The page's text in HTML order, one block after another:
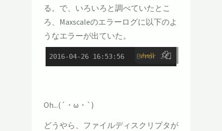
る。で、いろいろと調べていたとこ
ろ、Maxscaleのエラーログに以下のよ
うなエラーが出ていた。
shell
2016-04-26 16:53:56   Error 24, Too many
Oh...(´・ω・`)
どうやら、ファイルディスクリプタが